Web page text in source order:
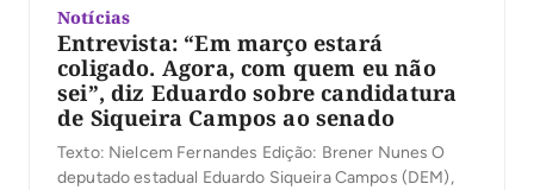
Notícias
Entrevista: “Em março estará
coligado. Agora, com quem eu não
sei”, diz Eduardo sobre candidatura
de Siqueira Campos ao senado
Texto: Nielcem Fernandes Edição: Brener Nunes O
deputado estadual Eduardo Siqueira Campos (DEM),